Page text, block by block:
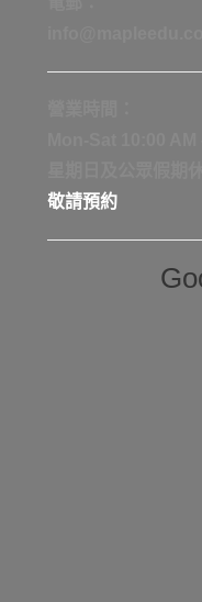
敬請預約